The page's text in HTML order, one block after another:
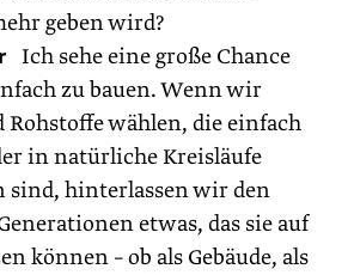
geben wird?
Ich sehe eine große Chance
zu bauen. Wenn wir
wählen, die einfach
in natürliche Kreisläufe
sind, hinterlassen wir den
­etwas, das sie auf
können – ob als Gebäude, als